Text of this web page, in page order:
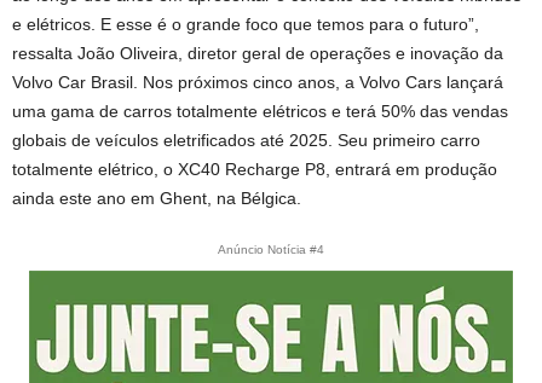
e elétricos. E esse é o grande foco que temos para o futuro”,
ressalta João Oliveira, diretor geral de operações e inovação da
Volvo Car Brasil. Nos próximos cinco anos, a Volvo Cars lançará
uma gama de carros totalmente elétricos e terá 50% das vendas
globais de veículos eletrificados até 2025. Seu primeiro carro
totalmente elétrico, o XC40 Recharge P8, entrará em produção
ainda este ano em Ghent, na Bélgica.
Anúncio Notícia #4